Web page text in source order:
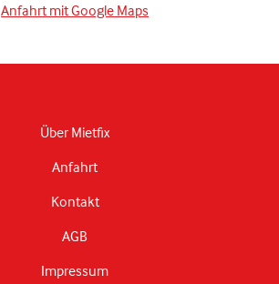
Anfahrt mit Google Maps
Über Mietfix
Anfahrt
Kontakt
AGB
Impressum